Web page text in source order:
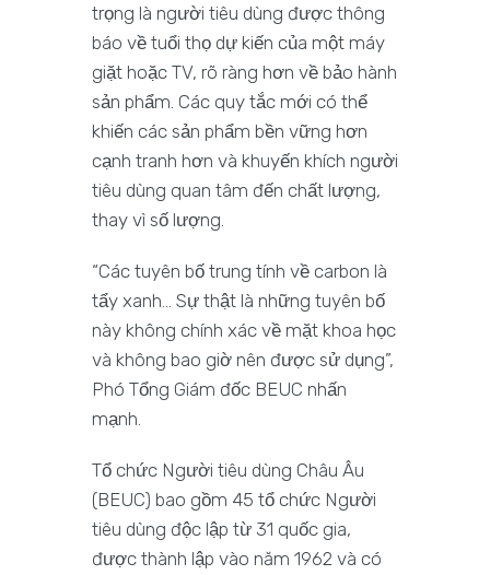
trọng là người tiêu dùng được thông
báo về tuổi thọ dự kiến ​​của một máy
giặt hoặc TV, rõ ràng hơn về bảo hành
sản phẩm. Các quy tắc mới có thể
khiến các sản phẩm bền vững hơn
cạnh tranh hơn và khuyến khích người
tiêu dùng quan tâm đến chất lượng,
thay vì số lượng.
“Các tuyên bố trung tính về carbon là
tẩy xanh… Sự thật là những tuyên bố
này không chính xác về mặt khoa học
và không bao giờ nên được sử dụng”,
Phó Tổng Giám đốc BEUC nhấn
mạnh.
Tổ chức Người tiêu dùng Châu Âu
(BEUC) bao gồm 45 tổ chức Người
tiêu dùng độc lập từ 31 quốc gia,
được thành lập vào năm 1962 và có